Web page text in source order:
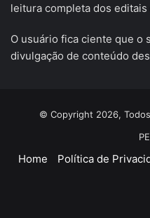
leitura completa dos
O usuário fica ciente que o
divulgação de conteúdo
© Copyright 2026,
Home Política de